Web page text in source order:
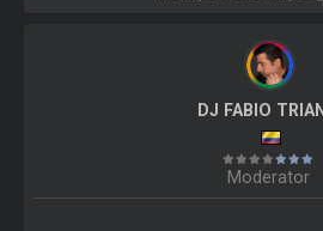
DJ FABIO
Moderator